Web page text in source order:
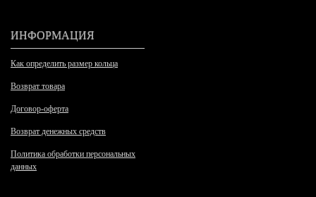
ИНФОРМАЦИЯ
Как определить размер кольца
Возврат товара
Договор-оферта
Возврат денежных средств
Политика обработки персональных
данных